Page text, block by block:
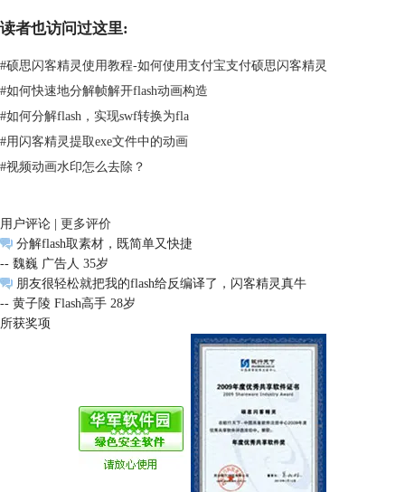
右键单击弹出选项，有“编辑”、“导出资源
HTLM5”几项选择，用户可以需要进行选择，这里我们点击“导出资源”选
点击“导出资源”后，弹出窗口供用户选择所要保存的文件格式，用户选择
完毕后即可点击“确定”。
当用户看到弹出“所有选定的资源成功导出”这一提示时，就说明您所要提
读者也访问过这里:
#硕思闪客精灵使用教程-如何使用支付宝支付硕思闪客精灵
#如何快速地分解帧解开flash动画构造
#如何分解flash，实现swf转换为fla
#用闪客精灵提取exe文件中的动画
#视频动画水印怎么去除？
用户评论 | 更多评价
分解flash取素材，既简单又快捷
-- 魏巍 广告人 35岁
朋友很轻松就把我的flash给反编译了，闪客精灵真牛
-- 黄子陵 Flash高手 28岁
所获奖项